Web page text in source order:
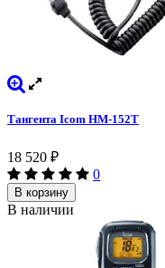
Тангента Icom HM-152T
18 520 ₽
0
В корзину
В наличии